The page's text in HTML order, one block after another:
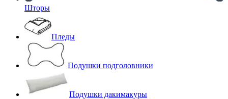
Шторы
Пледы
Подушки подголовники
Подушки дакимакуры